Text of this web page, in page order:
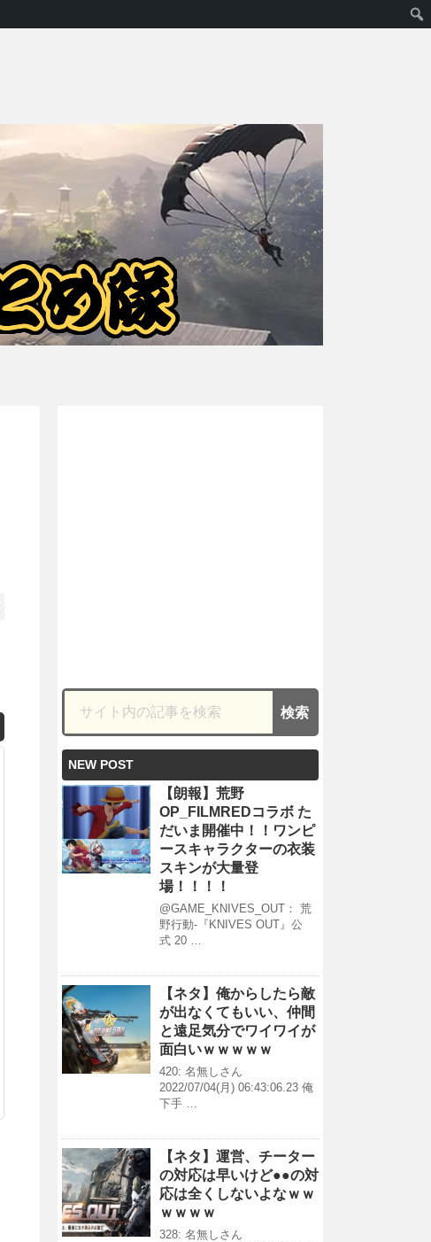
NEW POST
【朗報】荒野
OP_FILMREDコラボ た
だいま開催中！！ワンピ
ースキャラクターの衣装
スキンが大量登
場！！！！
@GAME_KNIVES_OUT： 荒
野行動-『KNIVES OUT』公
式 20 …
【ネタ】俺からしたら敵
が出なくてもいい、仲間
と遠足気分でワイワイが
面白いｗｗｗｗｗ
420: 名無しさん
2022/07/04(月) 06:43:06.23 俺
下手 …
【ネタ】運営、チーター
の対応は早いけど●●の対
応は全くしないよなｗｗ
ｗｗｗｗ
328: 名無しさん